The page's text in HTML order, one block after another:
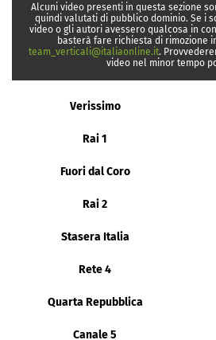
Alcuni video presenti in questa sezione
quindi valutati di pubblico dominio. Se i
video o gli autori avessero qualcosa in
basterà fare richiesta di rimozione
team_verticali@italiaonline.it.
video nel minor tempo
Verissimo
Rai 1
Fuori dal Coro
Rai 2
Stasera Italia
Rete 4
Quarta Repubblica
Canale 5